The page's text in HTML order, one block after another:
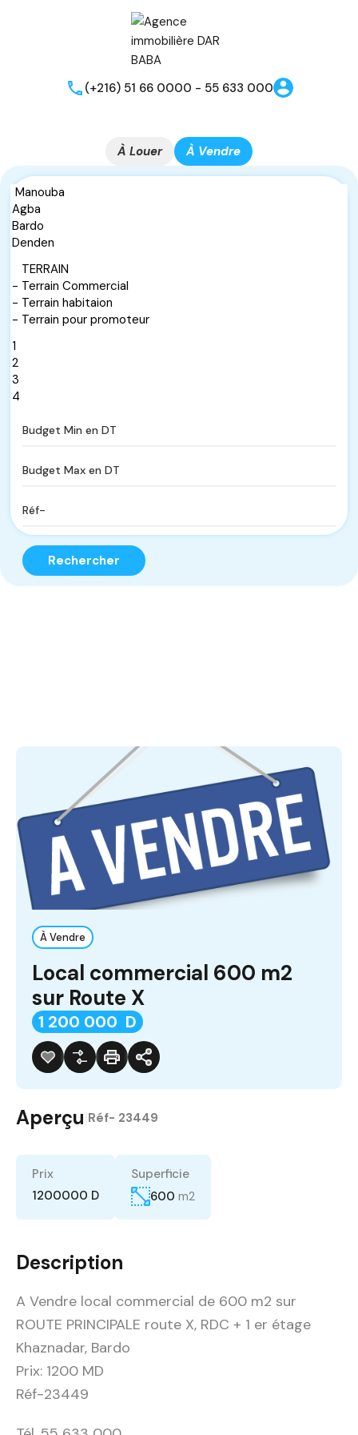
(+216) 51 66 0000 - 55 633 000
À Louer À Vendre
Rechercher
À Vendre
Local commercial 600 m2
sur Route X
1 200 000 D
Aperçu Réf- 23449
Prix
1200000 D
Superficie
600 m2
Description
A Vendre local commercial de 600 m2 sur
ROUTE PRINCIPALE route X, RDC + 1 er étage
Khaznadar, Bardo
Prix: 1200 MD
Réf-23449